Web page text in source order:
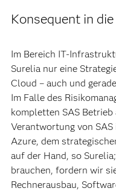
Konsequent in
Im Bereich IT-
Surelia nur eine
Cloud – auch und
Im Falle des
kompletten SAS
Verantwortung von
Azure, dem
auf der Hand, so
brauchen, fordern wir
Rechnerausbau,